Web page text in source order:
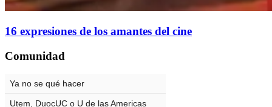
16 expresiones de los amantes del cine
Comunidad